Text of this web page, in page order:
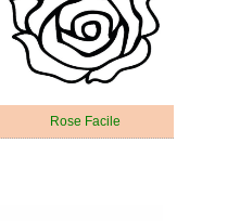
Rose Facile